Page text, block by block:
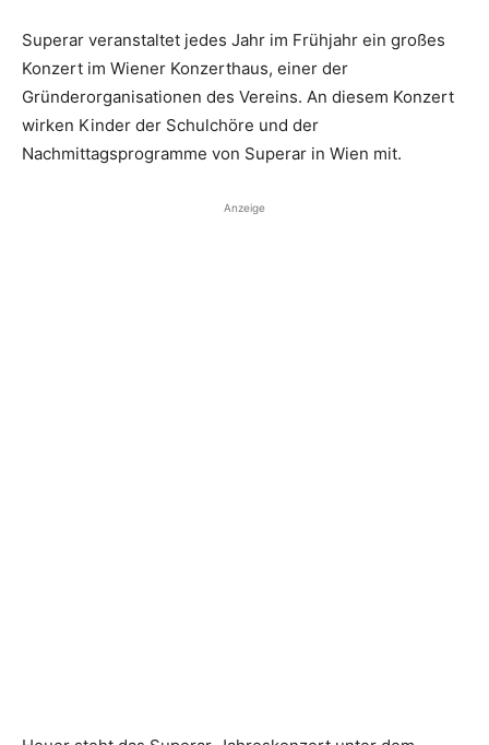
Superar veranstaltet jedes Jahr im Frühjahr ein großes
Konzert im Wiener Konzerthaus, einer der
Gründerorganisationen des Vereins. An diesem Konzert
wirken Kinder der Schulchöre und der
Nachmittagsprogramme von Superar in Wien mit.
Anzeige